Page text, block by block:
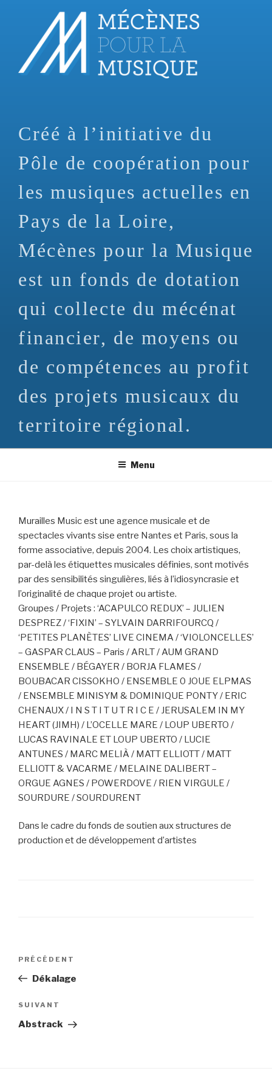
principal
Créé à l’initiative du
Pôle de coopération pour
les musiques actuelles en
Pays de la Loire,
Mécènes pour la Musique
est un fonds de dotation
qui collecte du mécénat
financier, de moyens ou
de compétences au profit
des projets musicaux du
territoire régional.
Menu
Murailles Music est une agence musicale et de
spectacles vivants sise entre Nantes et Paris, sous la
forme associative, depuis 2004. Les choix artistiques,
par-delà les étiquettes musicales définies, sont motivés
par des sensibilités singulières, liés à l’idiosyncrasie et
l’originalité de chaque projet ou artiste.
Groupes / Projets : ‘ACAPULCO REDUX’ – JULIEN
DESPREZ / ‘FIXIN’ – SYLVAIN DARRIFOURCQ /
‘PETITES PLANÈTES’ LIVE CINEMA / ‘VIOLONCELLES’
– GASPAR CLAUS – Paris / ARLT / AUM GRAND
ENSEMBLE / BÉGAYER / BORJA FLAMES /
BOUBACAR CISSOKHO / ENSEMBLE 0 JOUE ELPMAS
/ ENSEMBLE MINISYM & DOMINIQUE PONTY / ERIC
CHENAUX / I N S T I T U T R I C E / JERUSALEM IN MY
HEART (JIMH) / L’OCELLE MARE / LOUP UBERTO /
LUCAS RAVINALE ET LOUP UBERTO / LUCIE
ANTUNES / MARC MELIÀ / MATT ELLIOTT / MATT
ELLIOTT & VACARME / MELAINE DALIBERT –
ORGUE AGNES / POWERDOVE / RIEN VIRGULE /
SOURDURE / SOURDURENT
Dans le cadre du fonds de soutien aux structures de
production et de développement d’artistes
Navigation
Article
précédent
PRÉCÉDENT
Dékalage
Article
suivant
SUIVANT
Abstrack